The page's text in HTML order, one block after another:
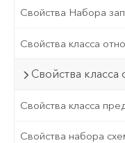
Свойства Набора
Свойства класса
Свойства
Свойства класса
Свойства набора